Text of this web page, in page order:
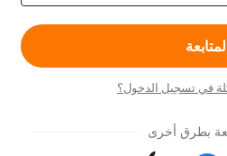
في تسجيل الدخول؟
بطرق أخرى